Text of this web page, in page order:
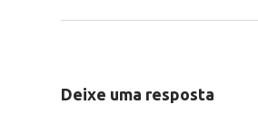
Deixe uma resposta